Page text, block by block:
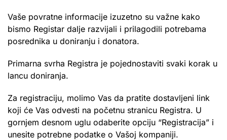
Vaše povratne informacije izuzetno su važne kako
bismo Registar dalje razvijali i prilagodili potrebama
posrednika u doniranju i donatora.
Primarna svrha Registra je pojednostaviti svaki korak u
lancu doniranja.
Za registraciju, molimo Vas da pratite dostavljeni link
koji će Vas odvesti na početnu stranicu Registra. U
gornjem desnom uglu odaberite opciju “Registracija” i
unesite potrebne podatke o Vašoj kompaniji.